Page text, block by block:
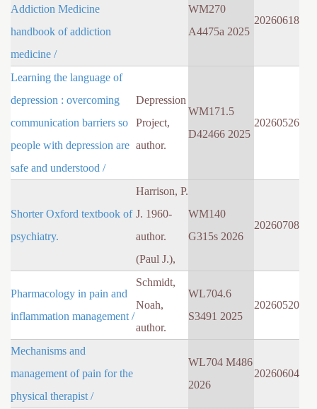
Addiction Medicine
handbook of addiction
medicine /
WM270
A4475a 2025
20260618
Learning the language of
depression : overcoming
communication barriers so
people with depression are
safe and understood /
Depression
Project,
author.
WM171.5
D42466 2025
20260526
Shorter Oxford textbook of
psychiatry.
Harrison, P.
J. 1960-
author.
(Paul J.),
WM140
G315s 2026
20260708
Pharmacology in pain and
inflammation management /
Schmidt,
Noah,
author.
WL704.6
S3491 2025
20260520
Mechanisms and
management of pain for the
physical therapist /
WL704 M486
2026
20260604